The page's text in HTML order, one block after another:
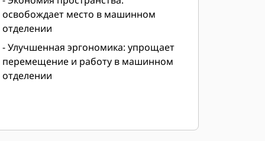
освобождает место в машинном
отделении
- Улучшенная эргономика: упрощает
перемещение и работу в машинном
отделении